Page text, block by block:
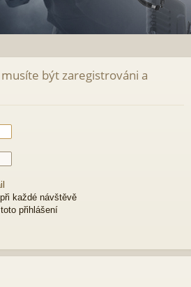
být zaregistrováni a
každé návštěvě
přihlášení